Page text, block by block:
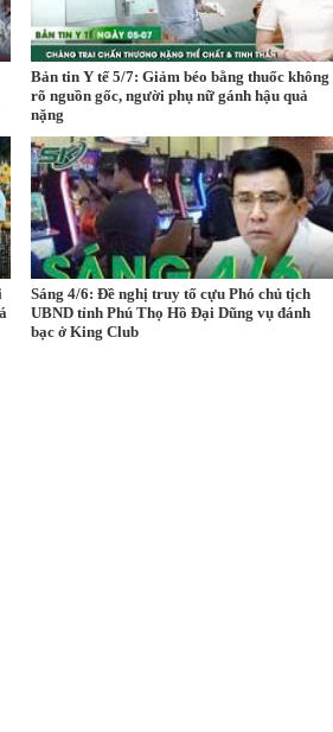
Bản tin Y tế 5/7: Giảm béo bằng thuốc không
rõ nguồn gốc, người phụ nữ gánh hậu quả
nặng
Sáng 4/6: Đề nghị truy tố cựu Phó chủ tịch
UBND tỉnh Phú Thọ Hồ Đại Dũng vụ đánh
bạc ở King Club